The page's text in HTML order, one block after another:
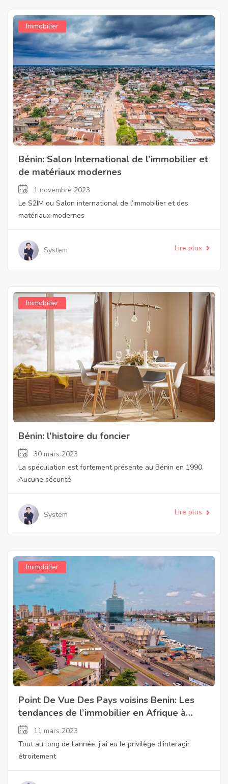
Immobilier
Bénin: Salon International de l’immobilier et
de matériaux modernes
1 novembre 2023
Le S2IM ou Salon international de l’immobilier et des
matériaux modernes
System Lire plus
Immobilier
Bénin: l’histoire du foncier
30 mars 2023
La spéculation est fortement présente au Bénin en 1990.
Aucune sécurité
System Lire plus
Immobilier
Point De Vue Des Pays voisins Benin: Les
tendances de l’immobilier en Afrique à
surveiller en 2023
11 mars 2023
Tout au long de l’année, j’ai eu le privilège d’interagir
étroitement